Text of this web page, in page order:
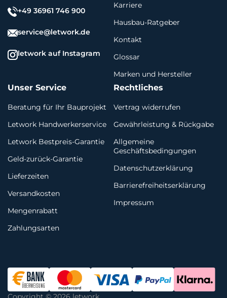
+49 36961 746 900
service@letwork.de
letwork auf Instagram
Karriere
Hausbau-Ratgeber
Kontakt
Glossar
Marken und Hersteller
Unser Service
Beratung für Ihr Bauprojekt
Letwork Handwerkerservice
Letwork Bestpreis-Garantie
Geld-zurück-Garantie
Lieferzeiten
Versandkosten
Mengenrabatt
Zahlungsarten
Rechtliches
Vertrag widerrufen
Gewährleistung & Rückgabe
Allgemeine
Geschäftsbedingungen
Datenschutzerklärung
Barrierefreiheitserklärung
Impressum